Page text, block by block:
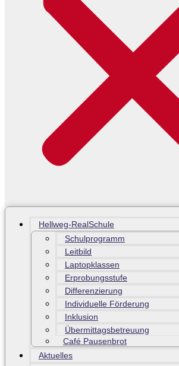
Hellweg-RealSchule
Schulprogramm
Leitbild
Laptopklassen
Erprobungsstufe
Differenzierung
Individuelle Förderung
Inklusion
Übermittagsbetreuung
Café Pausenbrot
Aktuelles